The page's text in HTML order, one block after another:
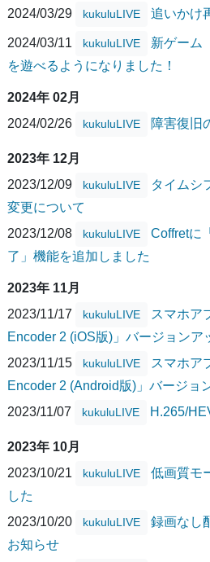
2024/03/29 kukuluLIVE 追いかけ
2024/03/11 kukuluLIVE
新ゲーム
を遊べるようになりました！
2024年 02月
2024/02/26
kukuluLIVE 障害復旧
2023年 12月
2023/12/09
kukuluLIVE
タイムシ
変更について
2023/12/08
kukuluLIVE
Coffretに
了」機能を追加しました
2023年 11月
2023/11/17
kukuluLIVE
スマホア
Encoder 2 (iOS版)」バージョンア
2023/11/15
kukuluLIVE
スマホア
Encoder 2 (Android版)」バージョ
2023/11/07
kukuluLIVE H.265/
2023年 10月
2023/10/21
kukuluLIVE
低画質モ
した
2023/10/20
kukuluLIVE
録画なし
お知らせ